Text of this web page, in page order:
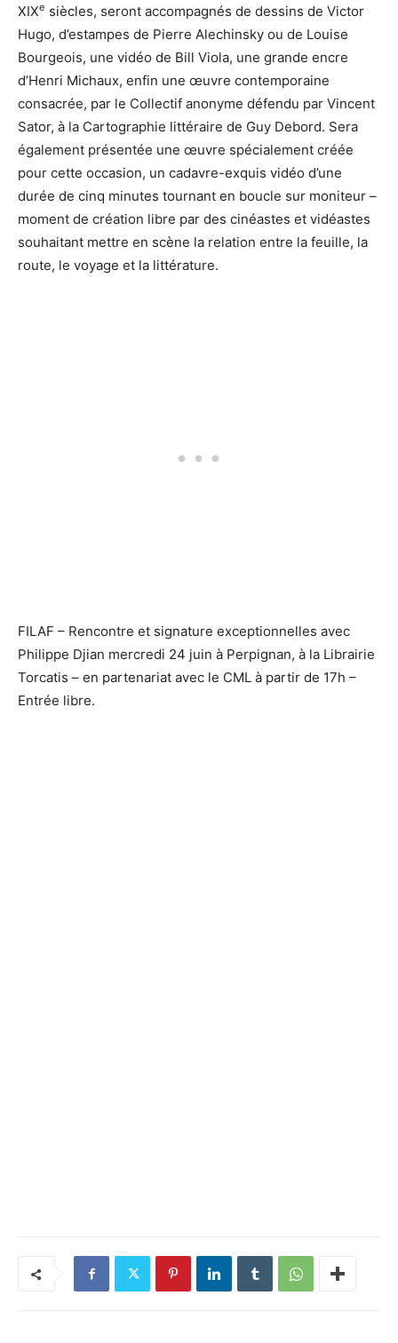
XIXe siècles, seront accompagnés de dessins de Victor
Hugo, d’estampes de Pierre Alechinsky ou de Louise
Bourgeois, une vidéo de Bill Viola, une grande encre
d’Henri Michaux, enfin une œuvre contemporaine
consacrée, par le Collectif anonyme défendu par Vincent
Sator, à la Cartographie littéraire de Guy Debord. Sera
également présentée une œuvre spécialement créée
pour cette occasion, un cadavre-exquis vidéo d’une
durée de cinq minutes tournant en boucle sur moniteur –
moment de création libre par des cinéastes et vidéastes
souhaitant mettre en scène la relation entre la feuille, la
route, le voyage et la littérature.
FILAF – Rencontre et signature exceptionnelles avec
Philippe Djian mercredi 24 juin à Perpignan, à la Librairie
Torcatis – en partenariat avec le CML à partir de 17h –
Entrée libre.